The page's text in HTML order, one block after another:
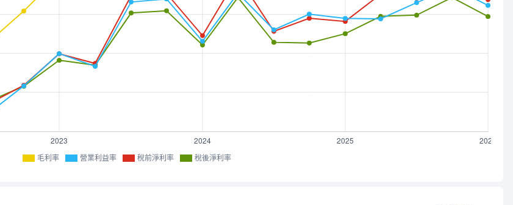
毛利率 營業利益率 稅前淨利率 稅後淨利率